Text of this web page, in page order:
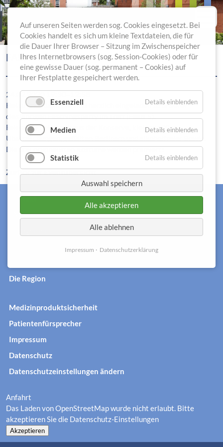
FASCHINGSPARTY
24.02.2020 19:30–12:58
Helau und Alaaf! Sie sind herzlich eingeladen zu unserer
diesjährigen Faschingsparty im Treff (Haus 5).
Feiern Sie bei Musik aus der Konserve, kleinen süßen
Überraschungen, gefüllten Berlinern und alkoholfreier Bowle.
Die drei originellsten Kostüme werden prämiert!
Zurück zur Eventübersicht
Kontakt
FAQ
Die Region
Medizinproduktsicherheit
Patientenfürsprecher
Impressum
Datenschutz
Datenschutzeinstellungen ändern
Anfahrt
Das Laden von OpenStreetMap wurde nicht erlaubt. Bitte
akzeptieren Sie die Datenschutz-Einstellungen
Akzeptieren
Auf unseren Seiten werden sog. Cookies eingesetzt. Bei
Cookies handelt es sich um kleine Textdateien, die für
die Dauer Ihrer Browser – Sitzung im Zwischenspeicher
Ihres Internetbrowsers (sog. Session-Cookies) oder für
eine gewisse Dauer (sog. permanent – Cookies) auf
Ihrer Festplatte gespeichert werden.
Essenziell Details einblenden
Medien Details einblenden
Statistik Details einblenden
Auswahl speichern
Alle akzeptieren
Alle ablehnen
Impressum Datenschutzerklärung